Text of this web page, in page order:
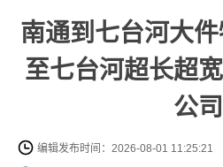
南通到七台河大
至七台河超长超
公司
编辑发布时间：2026-08-01 11:25:21